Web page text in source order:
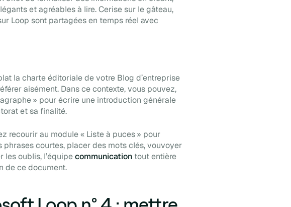
et agréables à lire. Cerise sur le gâteau,
Loop sont partagées en temps réel avec
la charte éditoriale de votre Blog d’entreprise
aisément. Dans ce contexte, vous pouvez,
» pour écrire une introduction générale
et sa finalité.
recourir au module « Liste à puces » pour
courtes, placer des mots clés, vouvoyer
les oublis, l’équipecommunication tout entière
de ce document.